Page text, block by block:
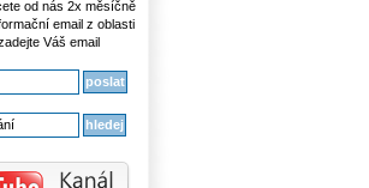
od nás 2x měsíčně
email z oblasti
Váš email